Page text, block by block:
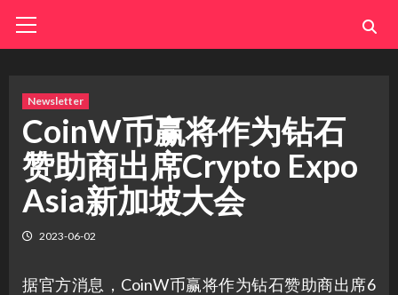
Menu
Newsletter
CoinW币赢将作为钻石
赞助商出席Crypto Expo
Asia新加坡大会
2023-06-02
据官方消息，CoinW币赢将作为钻石赞助商出席6